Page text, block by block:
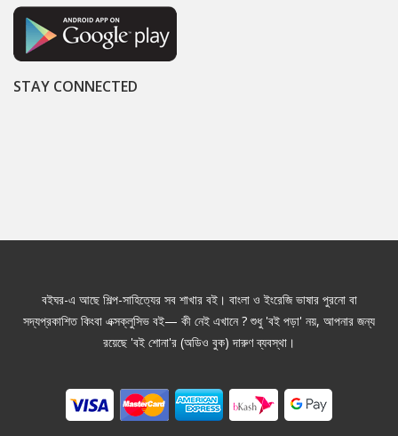
STAY CONNECTED
বইঘর-এ আছে শিল্প-সাহিত্যের সব শাখার বই। বাংলা ও ইংরেজি ভাষার পুরনো বা
সদ্যপ্রকাশিত কিংবা এক্সক্লুসিভ বই— কী নেই এখানে ? শুধু 'বই পড়া' নয়, আপনার জন্য
রয়েছে 'বই শোনা'র (অডিও বুক) দারুণ ব্যবস্থা।